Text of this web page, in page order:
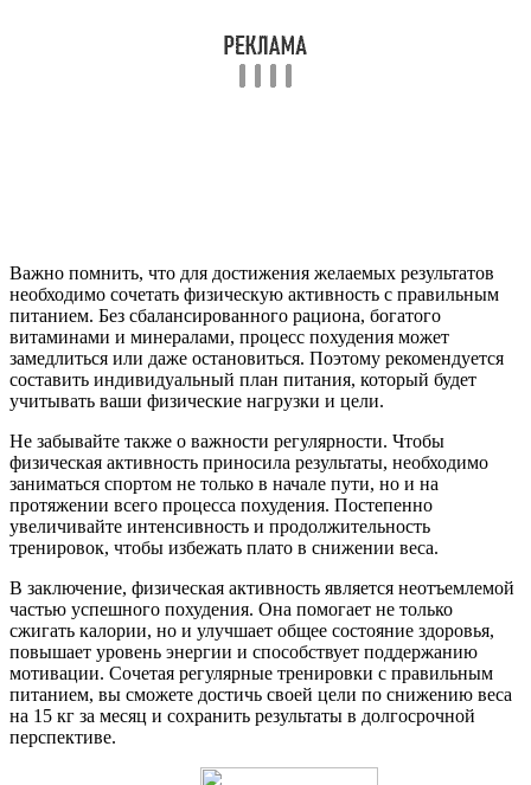
Важно помнить, что для достижения желаемых результатов
необходимо сочетать физическую активность с правильным
питанием. Без сбалансированного рациона, богатого
витаминами и минералами, процесс похудения может
замедлиться или даже остановиться. Поэтому рекомендуется
составить индивидуальный план питания, который будет
учитывать ваши физические нагрузки и цели.
Не забывайте также о важности регулярности. Чтобы
физическая активность приносила результаты, необходимо
заниматься спортом не только в начале пути, но и на
протяжении всего процесса похудения. Постепенно
увеличивайте интенсивность и продолжительность
тренировок, чтобы избежать плато в снижении веса.
В заключение, физическая активность является неотъемлемой
частью успешного похудения. Она помогает не только
сжигать калории, но и улучшает общее состояние здоровья,
повышает уровень энергии и способствует поддержанию
мотивации. Сочетая регулярные тренировки с правильным
питанием, вы сможете достичь своей цели по снижению веса
на 15 кг за месяц и сохранить результаты в долгосрочной
перспективе.